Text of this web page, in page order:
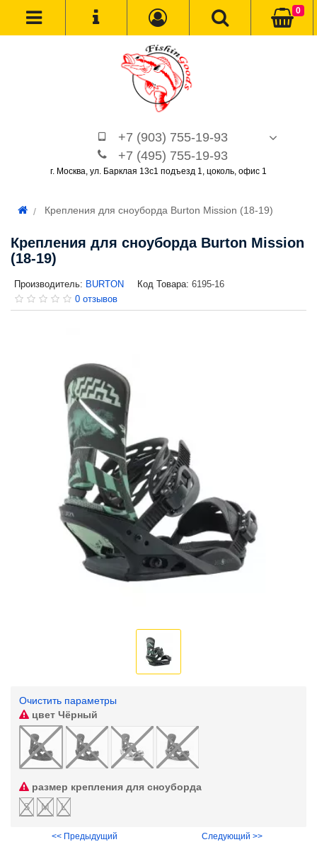
+7 (903) 755-19-93
+7 (495) 755-19-93
г. Москва, ул. Барклая 13с1 подъезд 1, цоколь, офис 1
0
Крепления для сноуборда Burton Mission (18-19)
Крепления для сноуборда Burton Mission
(18-19)
Производитель: BURTON Код Товара: 6195-16
0 отзывов
Очистить параметры
цвет Чёрный
размер крепления для сноуборда
S
M L
<< Предыдущий Следующий >>